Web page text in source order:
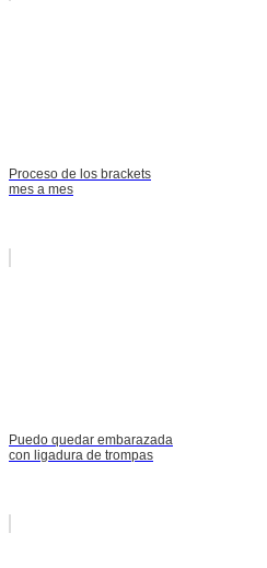
Proceso de los brackets
mes a mes
Puedo quedar embarazada
con ligadura de trompas